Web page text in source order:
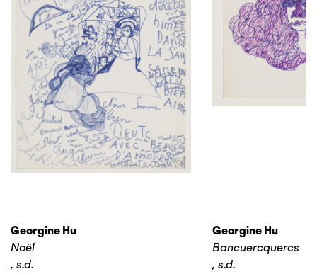
Georgine Hu
Noël
, s.d.
Georgine Hu
Bancuercquercs
, s.d.